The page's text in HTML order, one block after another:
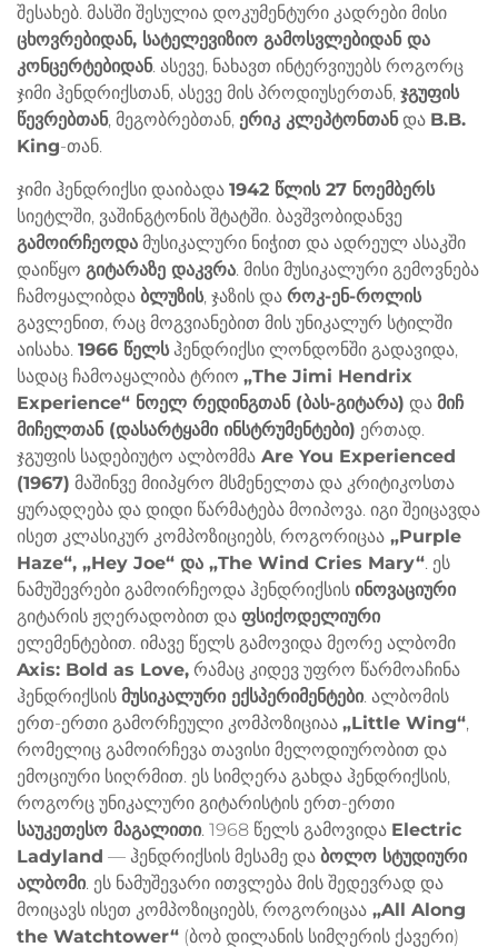
შესახებ. მასში შესულია დოკუმენტური კადრები მისი
ცხოვრებიდან, სატელევიზიო გამოსვლებიდან და
კონცერტებიდან. ასევე, ნახავთ ინტერვიუებს როგორც
ჯიმი ჰენდრიქსთან, ასევე მის პროდიუსერთან, ჯგუფის
წევრებთან, მეგობრებთან, ერიკ კლეპტონთანდა B.B.
King-თან.
ჯიმი ჰენდრიქსი დაიბადა 1942 წლის 27 ნოემბერს
სიეტლში, ვაშინგტონის შტატში. ბავშვობიდანვე
გამოირჩეოდა მუსიკალური ნიჭით და ადრეულ ასაკში
დაიწყო გიტარაზე დაკვრა. მისი მუსიკალური გემოვნება
ჩამოყალიბდა ბლუზის, ჯაზის და როკ-ენ-როლის
გავლენით, რაც მოგვიანებით მის უნიკალურ სტილში
აისახა. 1966 წელსჰენდრიქსი ლონდონში გადავიდა,
სადაც ჩამოაყალიბა ტრიო „The Jimi Hendrix
Experience“ ნოელ რედინგთან (ბას-გიტარა) და მიჩ
მიჩელთან (დასარტყამი ინსტრუმენტები) ერთად.
ჯგუფის სადებიუტო ალბომმა Are You Experienced
(1967) მაშინვე მიიპყრო მსმენელთა და კრიტიკოსთა
ყურადღება და დიდი წარმატება მოიპოვა. იგი შეიცავდა
ისეთ კლასიკურ კომპოზიციებს, როგორიცაა „Purple
Haze“, „Hey Joe“ და „The Wind Cries Mary“. ეს
ნამუშევრები გამოირჩეოდა ჰენდრიქსის ინოვაციური
გიტარის ჟღერადობით და ფსიქოდელიური
ელემენტებით. იმავე წელს გამოვიდა მეორე ალბომი
Axis: Bold as Love, რამაც კიდევ უფრო წარმოაჩინა
ჰენდრიქსის მუსიკალური ექსპერიმენტები. ალბომის
ერთ-ერთი გამორჩეული კომპოზიციაა „Little Wing“,
რომელიც გამოირჩევა თავისი მელოდიურობით და
ემოციური სიღრმით. ეს სიმღერა გახდა ჰენდრიქსის,
როგორც უნიკალური გიტარისტის ერთ-ერთი
საუკეთესო მაგალითი. 1968 წელს გამოვიდა Electric
Ladyland — ჰენდრიქსის მესამე და ბოლო სტუდიური
ალბომი. ეს ნამუშევარი ითვლება მის შედევრად და
მოიცავს ისეთ კომპოზიციებს, როგორიცაა „All Along
the Watchtower“ (ბობ დილანის სიმღერის ქავერი)